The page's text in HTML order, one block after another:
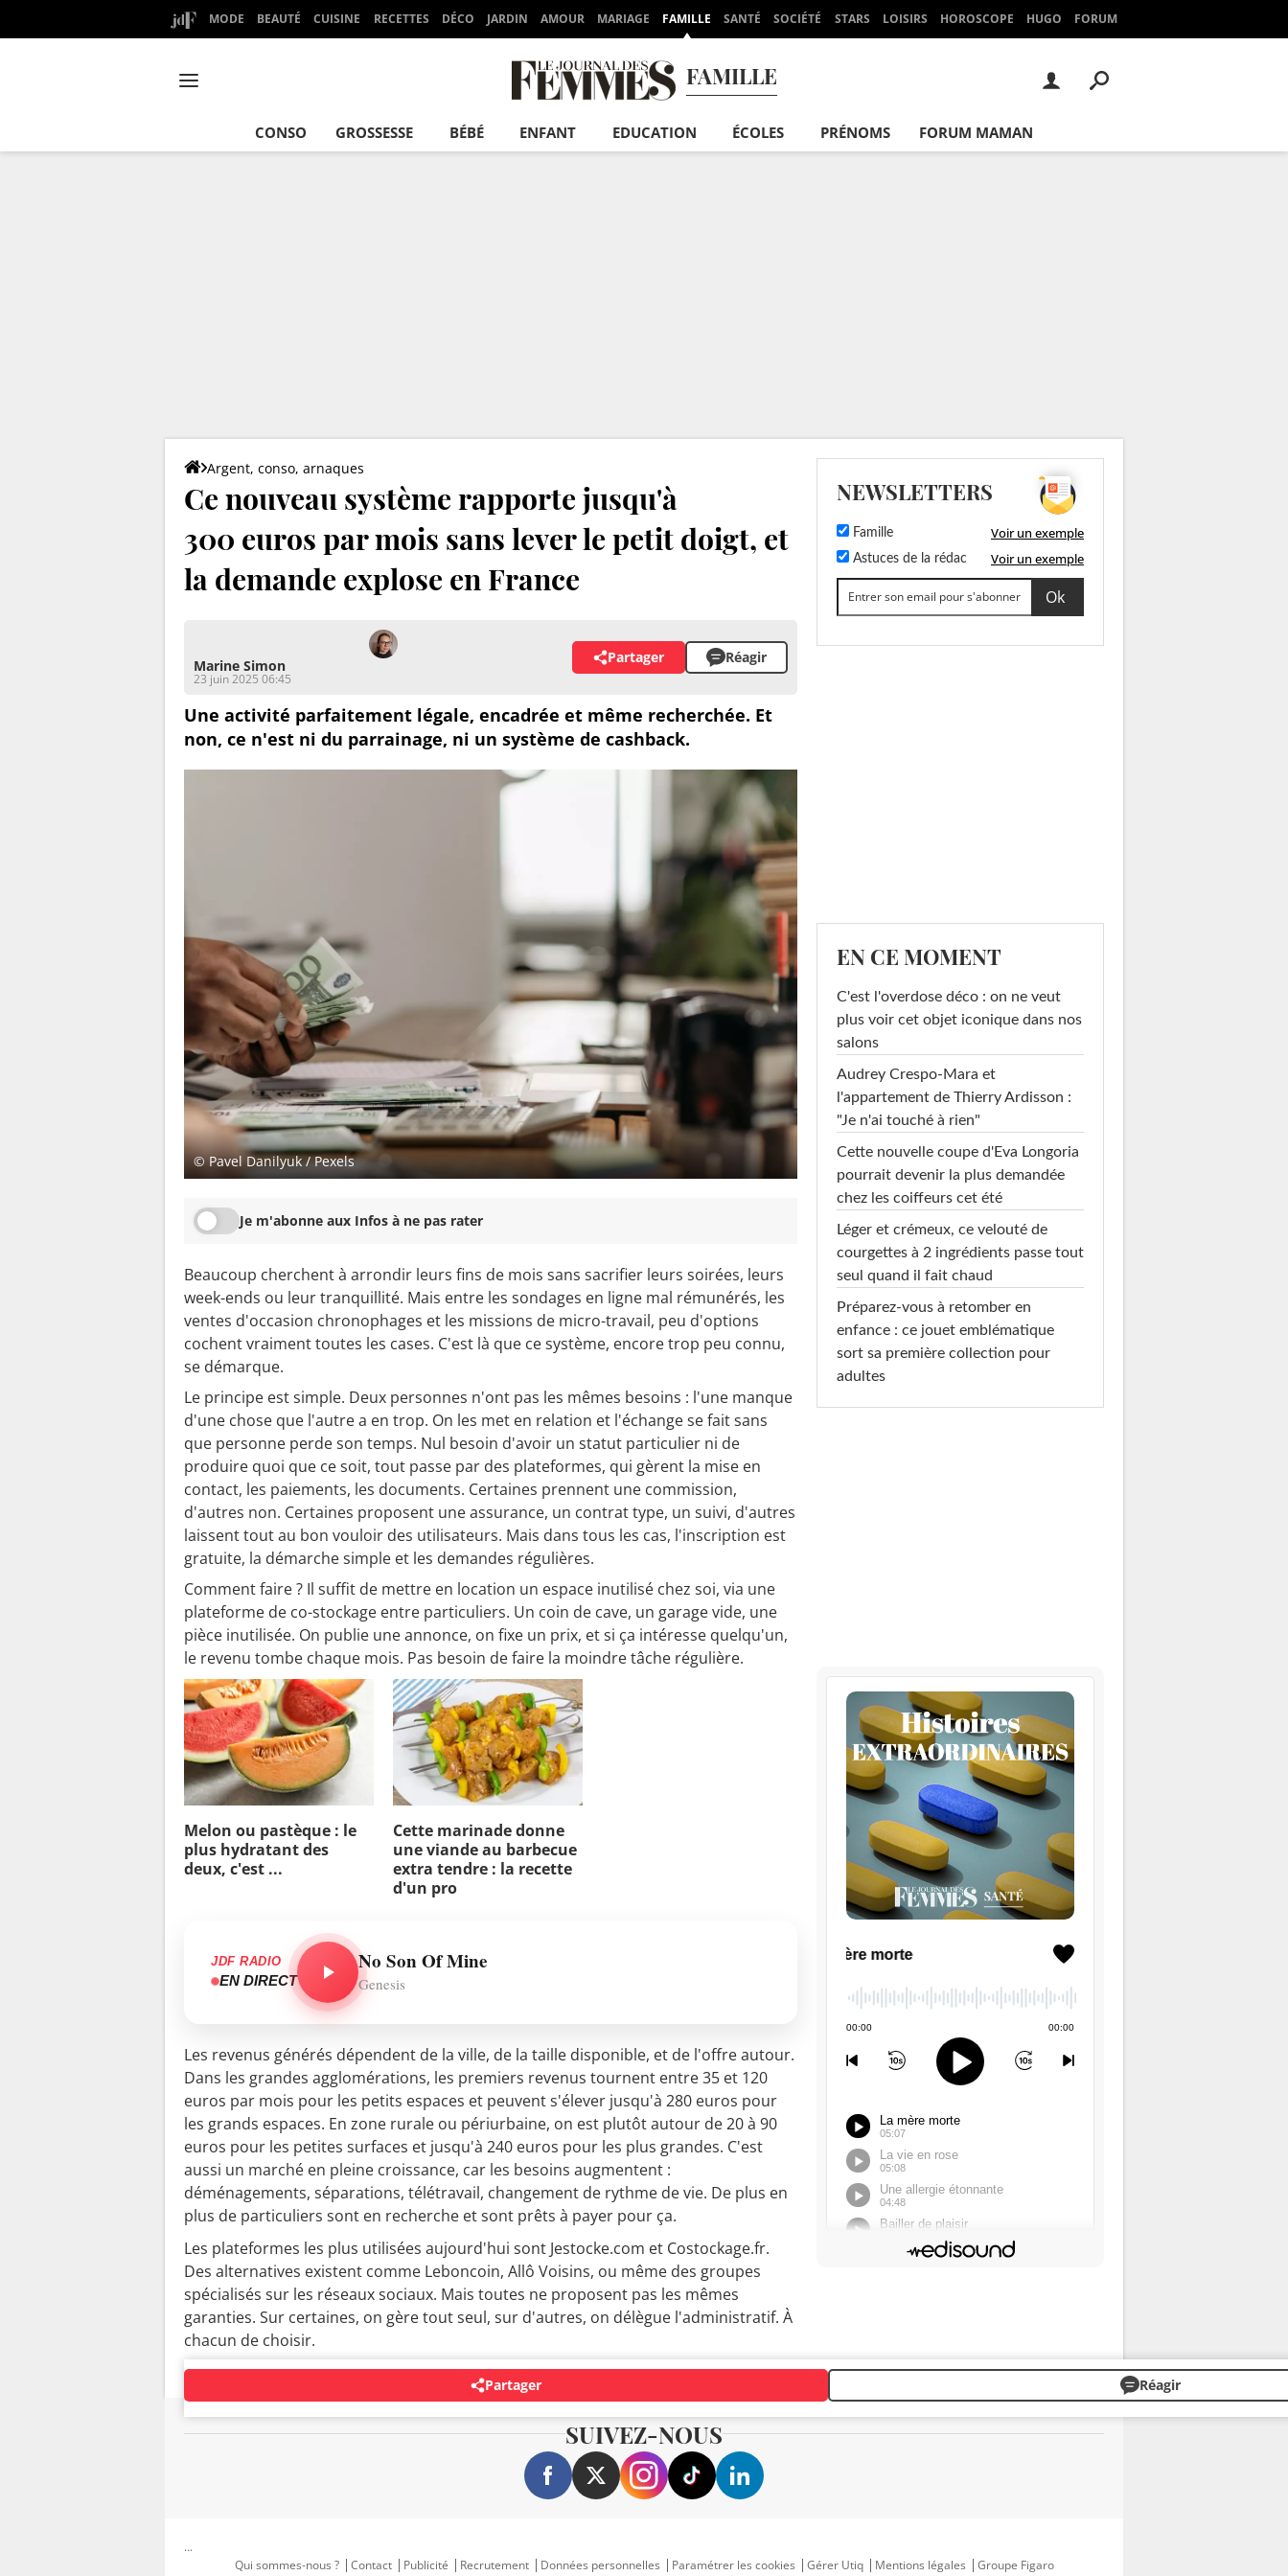
MODE BEAUTÉ CUISINE RECETTES DÉCO JARDIN AMOUR MARIAGE FAMILLE SANTÉ SOCIÉTÉ STARS LOISIRS HOROSCOPE HUGO FORUM
FAMILLE
CONSO GROSSESSE BÉBÉ ENFANT EDUCATION ÉCOLES PRÉNOMS FORUM MAMAN
Argent, conso, arnaques
Ce nouveau système rapporte jusqu'à
300 euros par mois sans lever le petit doigt, et
la demande explose en France
Marine Simon
23 juin 2025 06:45
Partager Réagir
Une activité parfaitement légale, encadrée et même recherchée. Et
non, ce n'est ni du parrainage, ni un système de cashback.
© Pavel Danilyuk / Pexels
Je m'abonne aux Infos à ne pas rater
Beaucoup cherchent à arrondir leurs fins de mois sans sacrifier leurs soirées, leurs
week-ends ou leur tranquillité. Mais entre les sondages en ligne mal rémunérés, les
ventes d'occasion chronophages et les missions de micro-travail, peu d'options
cochent vraiment toutes les cases. C'est là que ce système, encore trop peu connu,
se démarque.
Le principe est simple. Deux personnes n'ont pas les mêmes besoins : l'une manque
d'une chose que l'autre a en trop. On les met en relation et l'échange se fait sans
que personne perde son temps. Nul besoin d'avoir un statut particulier ni de
produire quoi que ce soit, tout passe par des plateformes, qui gèrent la mise en
contact, les paiements, les documents. Certaines prennent une commission,
d'autres non. Certaines proposent une assurance, un contrat type, un suivi, d'autres
laissent tout au bon vouloir des utilisateurs. Mais dans tous les cas, l'inscription est
gratuite, la démarche simple et les demandes régulières.
Comment faire ? Il suffit de mettre en location un espace inutilisé chez soi, via une
plateforme de co-stockage entre particuliers. Un coin de cave, un garage vide, une
pièce inutilisée. On publie une annonce, on fixe un prix, et si ça intéresse quelqu'un,
le revenu tombe chaque mois. Pas besoin de faire la moindre tâche régulière.
Melon ou pastèque : le
plus hydratant des
deux, c'est ...
Cette marinade donne
une viande au barbecue
extra tendre : la recette
d'un pro
JDF RADIO
EN DIRECT
No Son Of Mine
Genesis
Les revenus générés dépendent de la ville, de la taille disponible, et de l'offre autour.
Dans les grandes agglomérations, les premiers revenus tournent entre 35 et 120
euros par mois pour les petits espaces et peuvent s'élever jusqu'à 280 euros pour
les grands espaces. En zone rurale ou périurbaine, on est plutôt autour de 20 à 90
euros pour les petites surfaces et jusqu'à 240 euros pour les plus grandes. C'est
aussi un marché en pleine croissance, car les besoins augmentent :
déménagements, séparations, télétravail, changement de rythme de vie. De plus en
plus de particuliers sont en recherche et sont prêts à payer pour ça.
Les plateformes les plus utilisées aujourd'hui sont Jestocke.com et Costockage.fr.
Des alternatives existent comme Leboncoin, Allô Voisins, ou même des groupes
spécialisés sur les réseaux sociaux. Mais toutes ne proposent pas les mêmes
garanties. Sur certaines, on gère tout seul, sur d'autres, on délègue l'administratif. À
chacun de choisir.
Partager Réagir
NEWSLETTERS
Famille Voir un exemple
Astuces de la rédac Voir un exemple
EN CE MOMENT
C'est l'overdose déco : on ne veut
plus voir cet objet iconique dans nos
salons
Audrey Crespo-Mara et
l'appartement de Thierry Ardisson :
"Je n'ai touché à rien"
Cette nouvelle coupe d'Eva Longoria
pourrait devenir la plus demandée
chez les coiffeurs cet été
Léger et crémeux, ce velouté de
courgettes à 2 ingrédients passe tout
seul quand il fait chaud
Préparez-vous à retomber en
enfance : ce jouet emblématique
sort sa première collection pour
adultes
SUIVEZ-NOUS
...
Qui sommes-nous ?
Contact Publicité Recrutement Données personnelles Paramétrer les cookies Gérer Utiq Mentions légales
Groupe Figaro